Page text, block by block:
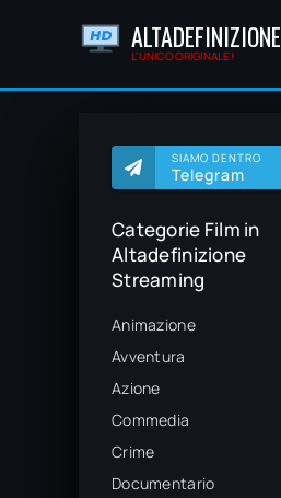
ALTADEFINIZIONE
L'UNICO ORIGINALE!
SIAMO DENTRO
Telegram
Categorie Film in
Altadefinizione
Streaming
Animazione
Avventura
Azione
Commedia
Crime
Documentario